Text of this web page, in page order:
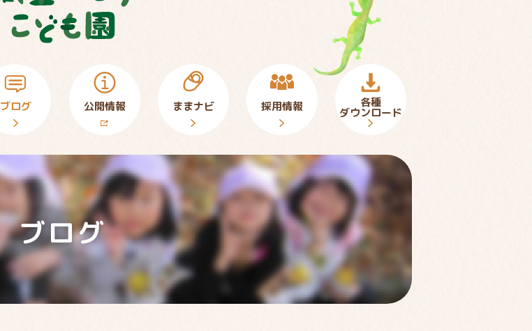
ブログ 公開情報 ままナビ 採用情報 各種
ダウンロード
ブログ